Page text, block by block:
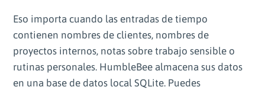
Eso importa cuando las entradas de tiempo
contienen nombres de clientes, nombres de
proyectos internos, notas sobre trabajo sensible o
rutinas personales. HumbleBee almacena sus datos
en una base de datos local SQLite. Puedes